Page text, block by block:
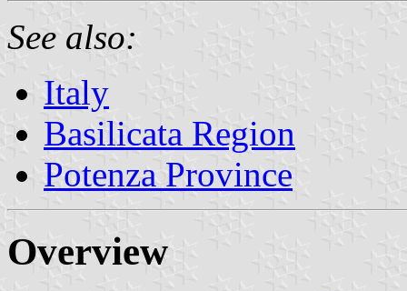
See also:
Italy
Basilicata Region
Potenza Province
Overview